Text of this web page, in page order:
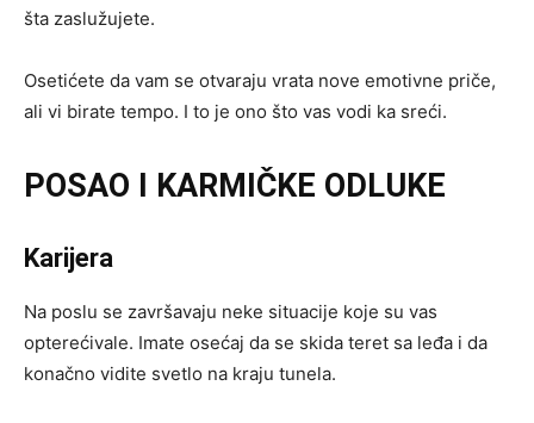
šta zaslužujete.
Osetićete da vam se otvaraju vrata nove emotivne priče,
ali vi birate tempo. I to je ono što vas vodi ka sreći.
POSAO I KARMIČKE ODLUKE
Karijera
Na poslu se završavaju neke situacije koje su vas
opterećivale. Imate osećaj da se skida teret sa leđa i da
konačno vidite svetlo na kraju tunela.